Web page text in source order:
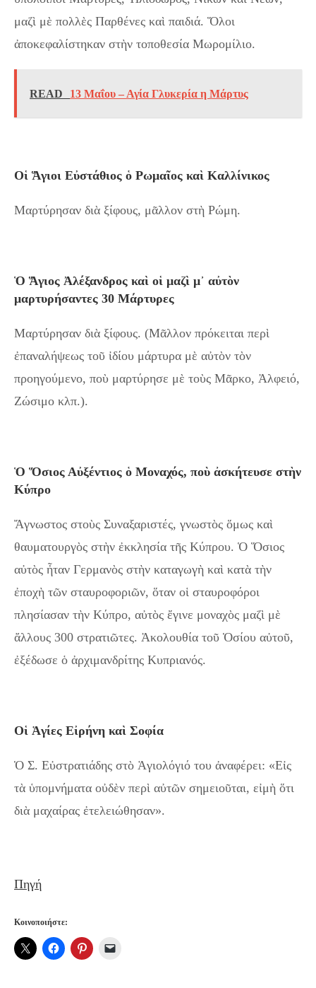
μαζὶ μὲ πολλὲς Παρθένες καὶ παιδιά. Ὅλοι
ἀποκεφαλίστηκαν στὴν τοποθεσία Μωρομίλιο.
READ 13 Μαΐου – Αγία Γλυκερία η Μάρτυς
Οἱ Ἅγιοι Εὐστάθιος ὁ Ρωμαῖος καὶ Καλλίνικος
Μαρτύρησαν διὰ ξίφους, μᾶλλον στὴ Ρώμη.
Ὁ Ἅγιος Ἀλέξανδρος καὶ οἱ μαζὶ μ᾿ αὐτὸν
μαρτυρήσαντες 30 Μάρτυρες
Μαρτύρησαν διὰ ξίφους. (Μᾶλλον πρόκειται περὶ
ἐπαναλήψεως τοῦ ἰδίου μάρτυρα μὲ αὐτὸν τὸν
προηγούμενο, ποὺ μαρτύρησε μὲ τοὺς Μᾶρκο, Ἀλφειό,
Ζώσιμο κλπ.).
Ὁ Ὅσιος Αὐξέντιος ὁ Μοναχός, ποὺ ἀσκήτευσε στὴν
Κύπρο
Ἄγνωστος στοὺς Συναξαριστές, γνωστὸς ὅμως καὶ
θαυματουργὸς στὴν ἐκκλησία τῆς Κύπρου. Ὁ Ὅσιος
αὐτὸς ἦταν Γερμανὸς στὴν καταγωγὴ καὶ κατὰ τὴν
ἐποχὴ τῶν σταυροφοριῶν, ὅταν οἱ σταυροφόροι
πλησίασαν τὴν Κύπρο, αὐτὸς ἔγινε μοναχὸς μαζὶ μὲ
ἄλλους 300 στρατιῶτες. Ἀκολουθία τοῦ Ὁσίου αὐτοῦ,
ἐξέδωσε ὁ ἀρχιμανδρίτης Κυπριανός.
Οἱ Ἁγίες Εἰρήνη καὶ Σοφία
Ὁ Σ. Εὐστρατιάδης στὸ Ἁγιολόγιό του ἀναφέρει: «Εἰς
τὰ ὑπομνήματα οὐδὲν περὶ αὐτῶν σημειοῦται, εἰμὴ ὅτι
διὰ μαχαίρας ἐτελειώθησαν».
Πηγή
Κοινοποιήστε: